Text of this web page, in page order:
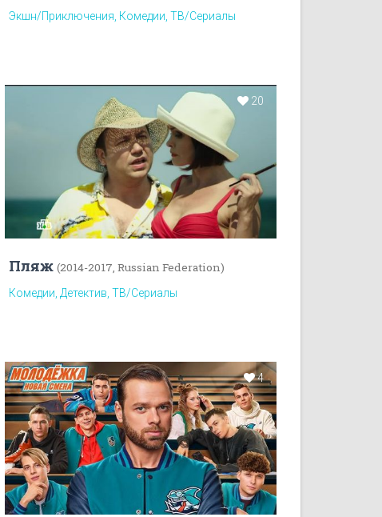
Экшн/Приключения, Комедии, ТВ/Сериалы
20
Пляж (2014-2017, Russian Federation)
Комедии, Детектив, ТВ/Сериалы
4